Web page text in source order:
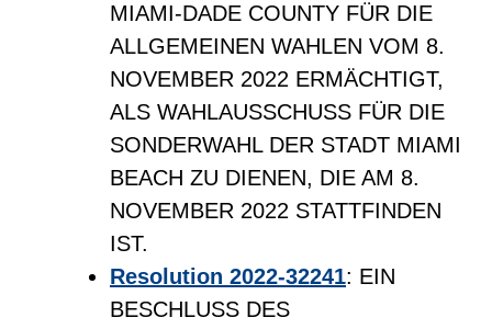
MIAMI-DADE COUNTY FÜR DIE
ALLGEMEINEN WAHLEN VOM 8.
NOVEMBER 2022 ERMÄCHTIGT,
ALS WAHLAUSSCHUSS FÜR DIE
SONDERWAHL DER STADT MIAMI
BEACH ZU DIENEN, DIE AM 8.
NOVEMBER 2022 STATTFINDEN
IST.
Resolution 2022-32241: EIN
BESCHLUSS DES